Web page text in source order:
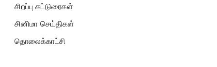
சிறப்பு கட்டுரைகள்
சினிமா செய்திகள்
தொலைக்காட்சி